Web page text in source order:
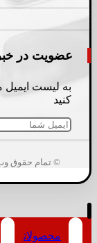
عضویت در
به لیست ایمیل
کنید
© تمام حقوق
محصولات